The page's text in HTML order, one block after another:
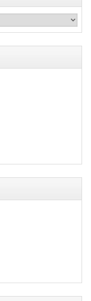
Fresnel
MIDI
Audio
Etc...